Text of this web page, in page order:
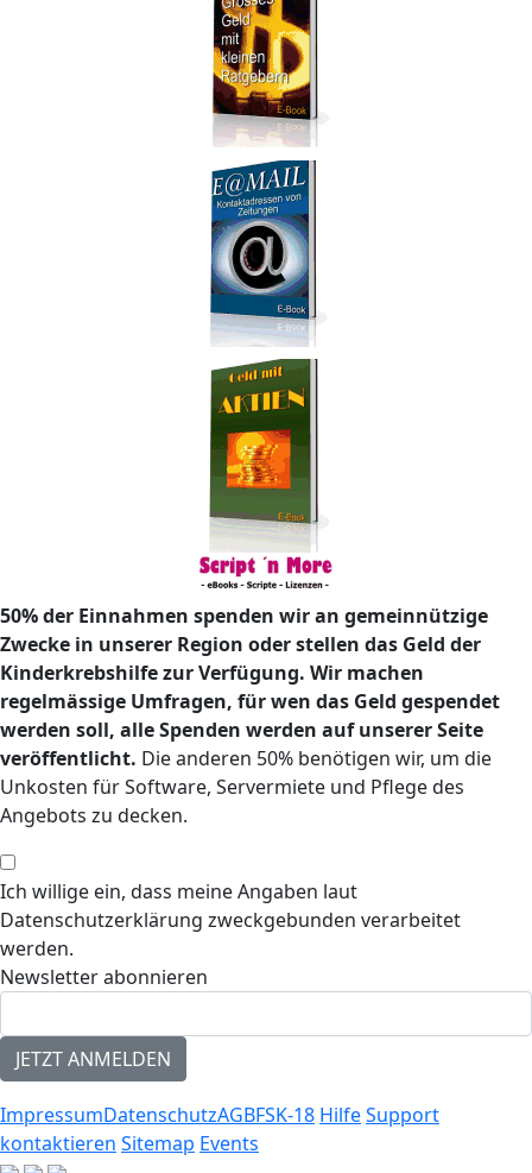
50% der Einnahmen spenden wir an gemeinnützige
Zwecke in unserer Region oder stellen das Geld der
Kinderkrebshilfe zur Verfügung. Wir machen
regelmässige Umfragen, für wen das Geld gespendet
werden soll, alle Spenden werden auf unserer Seite
veröffentlicht. Die anderen 50% benötigen wir, um die
Unkosten für Software, Servermiete und Pflege des
Angebots zu decken.
Ich willige ein, dass meine Angaben laut
Datenschutzerklärung zweckgebunden verarbeitet
werden.
Newsletter abonnieren
ImpressumDatenschutzAGBFSK-18 HilfeSupport
kontaktieren Sitemap Events